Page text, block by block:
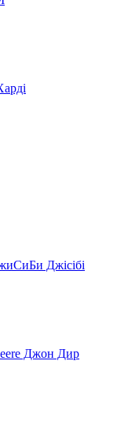
Джісібі
Джон Дир